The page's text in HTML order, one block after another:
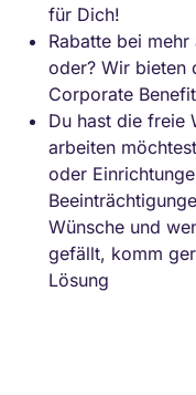
für Dich!
Rabatte bei
oder? Wir bieten
Corporate
Du hast die freie
arbeiten
oder
Wünsche und
gefällt, komm
Lösung